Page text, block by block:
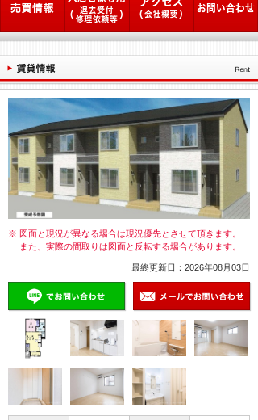
※ 図面と現況が異なる場合は現況優先とさせて頂きます。
また、実際の間取りは図面と反転する場合があります。
最終更新日：2026年08月03日